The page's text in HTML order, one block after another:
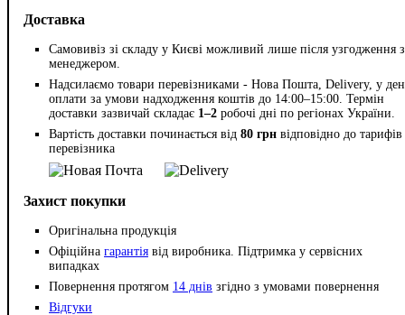
Доставка
Самовивіз зі складу у Києві можливий лише після узгодження з
менеджером.
Надсилаємо товари перевізниками - Нова Пошта, Delivery, у
оплати за умови надходження коштів до 14:00–15:00. Термін
доставки зазвичай складає 1–2 робочі дні по регіонах України.
Вартість доставки починається від 80 грн відповідно до тарифів
перевізника
Захист покупки
Оригінальна продукція
Офіційна гарантія від виробника. Підтримка у сервісних
випадках
Повернення протягом 14 днів згідно з умовами повернення
Відгуки